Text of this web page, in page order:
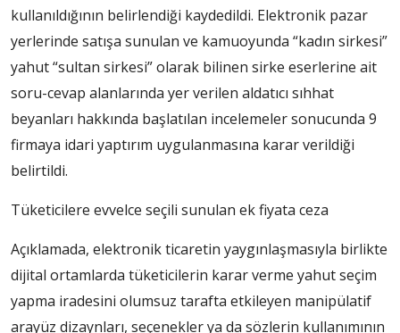
kullanıldığının belirlendiği kaydedildi. Elektronik pazar
yerlerinde satışa sunulan ve kamuoyunda “kadın sirkesi”
yahut “sultan sirkesi” olarak bilinen sirke eserlerine ait
soru-cevap alanlarında yer verilen aldatıcı sıhhat
beyanları hakkında başlatılan incelemeler sonucunda 9
firmaya idari yaptırım uygulanmasına karar verildiği
belirtildi.
Tüketicilere evvelce seçili sunulan ek fiyata ceza
Açıklamada, elektronik ticaretin yaygınlaşmasıyla birlikte
dijital ortamlarda tüketicilerin karar verme yahut seçim
yapma iradesini olumsuz tarafta etkileyen manipülatif
arayüz dizaynları, seçenekler ya da sözlerin kullanımının